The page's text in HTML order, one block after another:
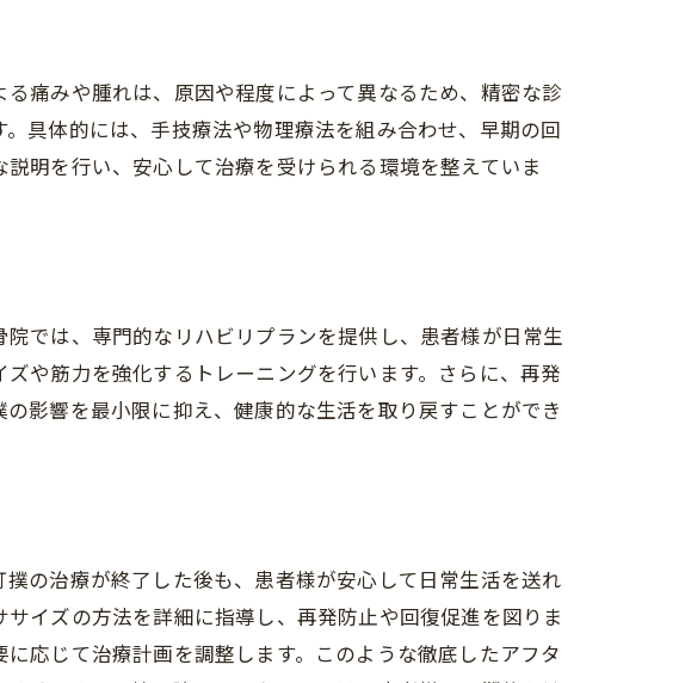
痛みや腫れは、原因や程度によって異なるため、精密な診
具体的には、手技療法や物理療法を組み合わせ、早期の回
明を行い、安心して治療を受けられる環境を整えていま
では、専門的なリハビリプランを提供し、患者様が日常生
や筋力を強化するトレーニングを行います。さらに、再発
影響を最小限に抑え、健康的な生活を取り戻すことができ
の治療が終了した後も、患者様が安心して日常生活を送れ
イズの方法を詳細に指導し、再発防止や回復促進を図りま
応じて治療計画を調整します。このような徹底したアフタ